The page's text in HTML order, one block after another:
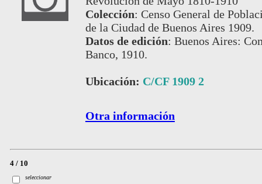
Colección: Censo General de
de la Ciudad de Buenos Aires 1909.
Datos de edición: Buenos Aires:
Banco, 1910.
Ubicación: C/CF 1909 2
Otra información
4 / 10
seleccionar